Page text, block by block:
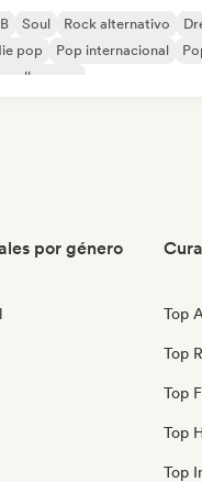
Soul Rock alternativo
pop
Pop internacional
scene
por género
Top
Top
Top
Top
Top